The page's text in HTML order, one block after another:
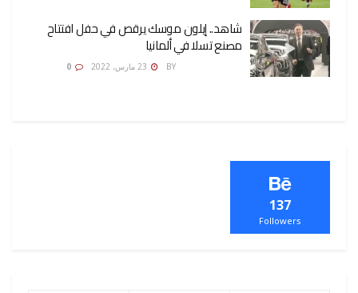
شاهد.. إيلون موسك يرقص في حفل افتتاح
مصنع تسلا في ألمانيا
BY
137
Followers